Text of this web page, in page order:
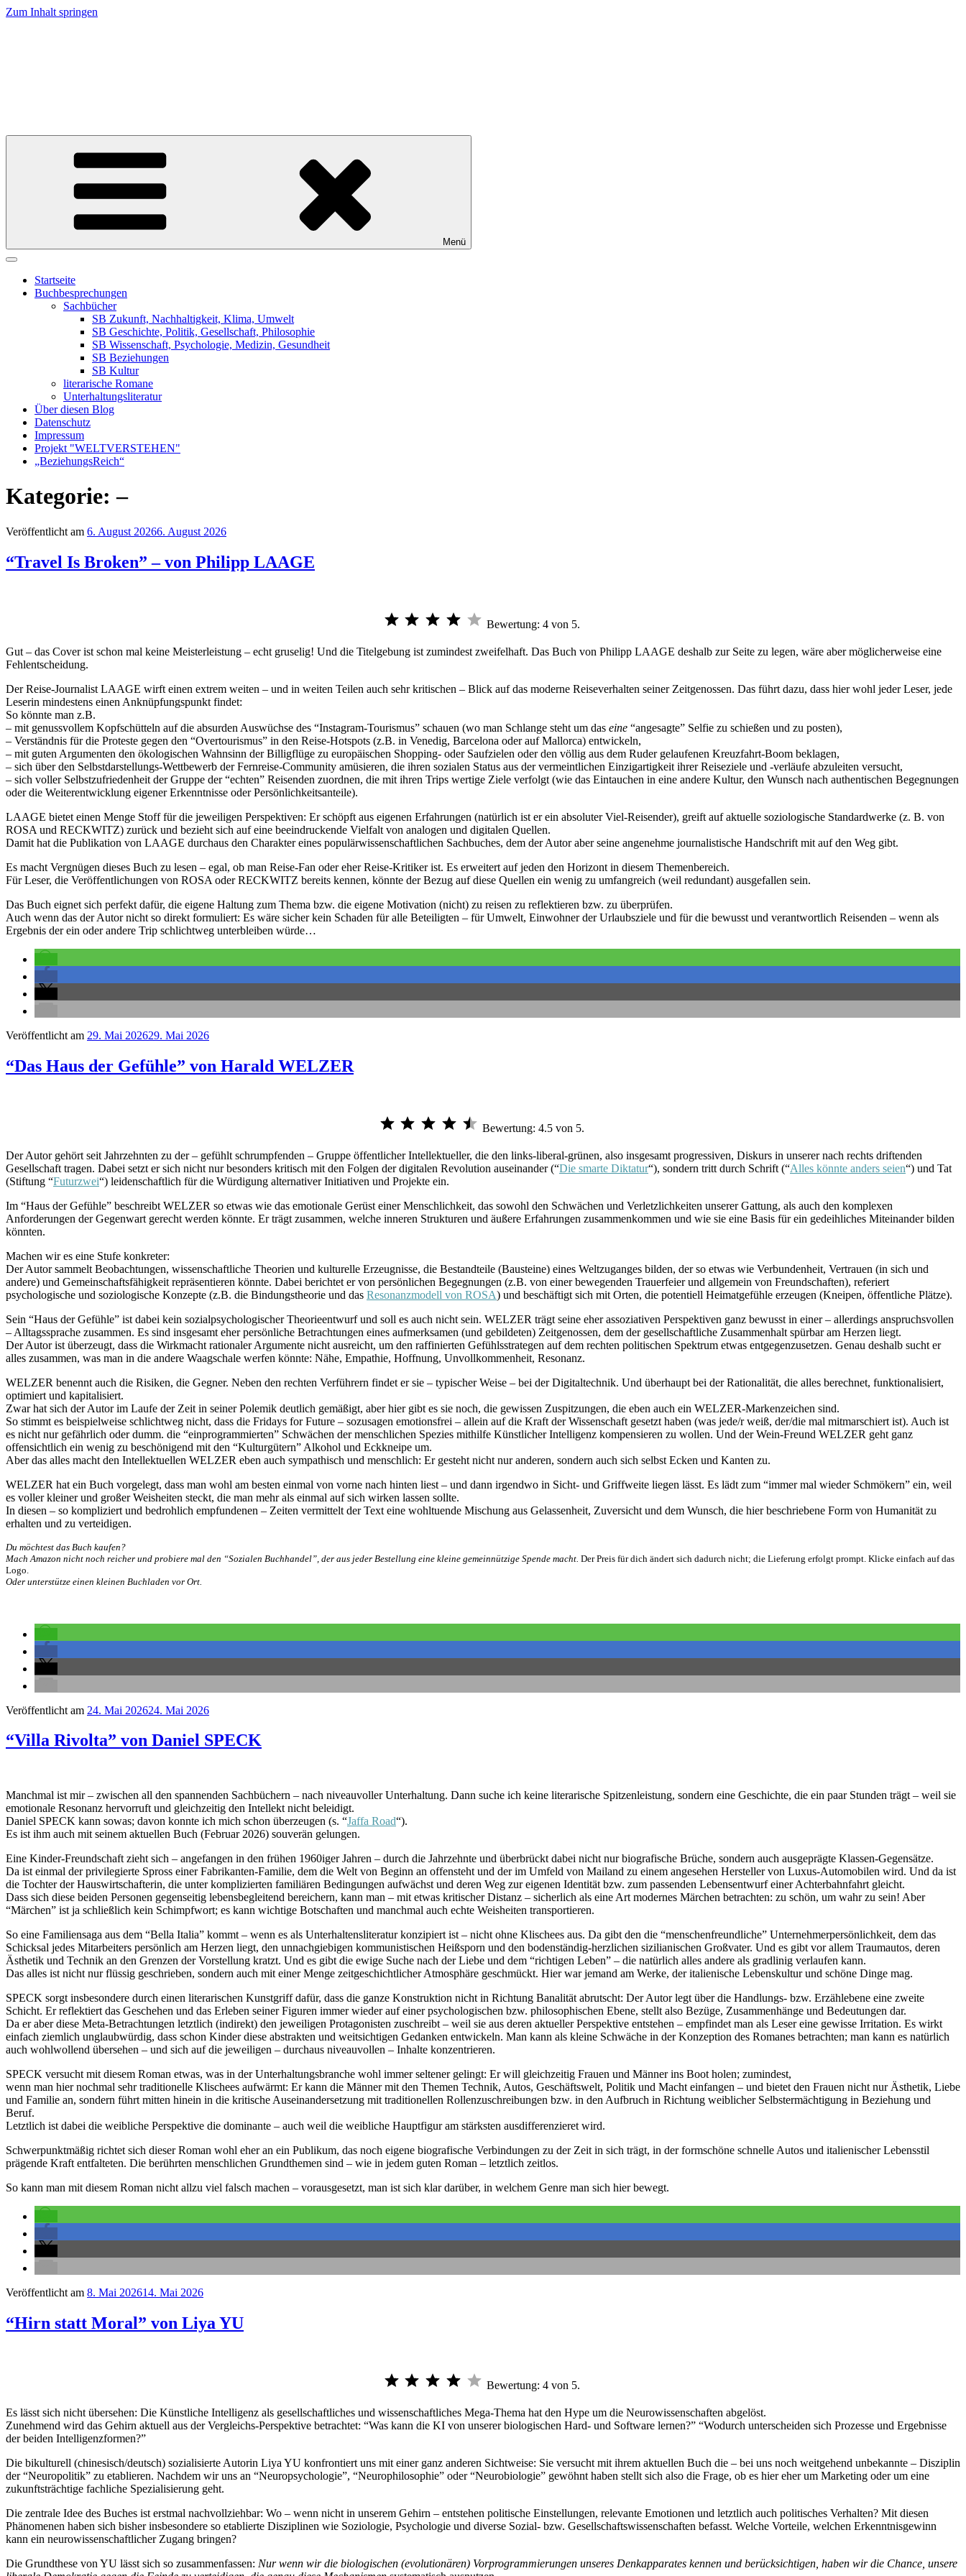
Zum Inhalt springen
Menü
Startseite
Buchbesprechungen
Sachbücher
SB Zukunft, Nachhaltigkeit, Klima, Umwelt
SB Geschichte, Politik, Gesellschaft, Philosophie
SB Wissenschaft, Psychologie, Medizin, Gesundheit
SB Beziehungen
SB Kultur
literarische Romane
Unterhaltungsliteratur
Über diesen Blog
Datenschutz
Impressum
Projekt "WELTVERSTEHEN"
„BeziehungsReich“
Kategorie:–
Veröffentlicht am 6. August 20266. August 2026
“Travel Is Broken” – von Philipp LAAGE
Bewertung: 4 von 5.
Gut – das Cover ist schon mal keine Meisterleistung – echt gruselig! Und die Titelgebung ist zumindest zweifelhaft. Das Buch von Philipp LAAGE deshalb zur Seite zu legen, wäre aber möglicherweise eine
Fehlentscheidung.
Der Reise-Journalist LAAGE wirft einen extrem weiten – und in weiten Teilen auch sehr kritischen – Blick auf das moderne Reiseverhalten seiner Zeitgenossen. Das führt dazu, dass hier wohl jeder Leser, jede
Leserin mindestens einen Anknüpfungspunkt findet:
So könnte man z.B.
– mit genussvollem Kopfschütteln auf die absurden Auswüchse des “Instagram-Tourismus” schauen (wo man Schlange steht um das eine “angesagte” Selfie zu schießen und zu posten),
– Verständnis für die Proteste gegen den “Overtourismus” in den Reise-Hotspots (z.B. in Venedig, Barcelona oder auf Mallorca) entwickeln,
– mit guten Argumenten den ökologischen Wahnsinn der Billigflüge zu europäischen Shopping- oder Saufzielen oder den völlig aus dem Ruder gelaufenen Kreuzfahrt-Boom beklagen,
– sich über den Selbstdarstellungs-Wettbewerb der Fernreise-Community amüsieren, die ihren sozialen Status aus der vermeintlichen Einzigartigkeit ihrer Reiseziele und -verläufe abzuleiten versucht,
– sich voller Selbstzufriedenheit der Gruppe der “echten” Reisenden zuordnen, die mit ihren Trips wertige Ziele verfolgt (wie das Eintauchen in eine andere Kultur, den Wunsch nach authentischen Begegnungen
oder die Weiterentwicklung eigener Erkenntnisse oder Persönlichkeitsanteile).
LAAGE bietet einen Menge Stoff für die jeweiligen Perspektiven: Er schöpft aus eigenen Erfahrungen (natürlich ist er ein absoluter Viel-Reisender), greift auf aktuelle soziologische Standardwerke (z. B. von
ROSA und RECKWITZ) zurück und bezieht sich auf eine beeindruckende Vielfalt von analogen und digitalen Quellen.
Damit hat die Publikation von LAAGE durchaus den Charakter eines populärwissenschaftlichen Sachbuches, dem der Autor aber seine angenehme journalistische Handschrift mit auf den Weg gibt.
Es macht Vergnügen dieses Buch zu lesen – egal, ob man Reise-Fan oder eher Reise-Kritiker ist. Es erweitert auf jeden den Horizont in diesem Themenbereich.
Für Leser, die Veröffentlichungen von ROSA oder RECKWITZ bereits kennen, könnte der Bezug auf diese Quellen ein wenig zu umfangreich (weil redundant) ausgefallen sein.
Das Buch eignet sich perfekt dafür, die eigene Haltung zum Thema bzw. die eigene Motivation (nicht) zu reisen zu reflektieren bzw. zu überprüfen.
Auch wenn das der Autor nicht so direkt formuliert: Es wäre sicher kein Schaden für alle Beteiligten – für Umwelt, Einwohner der Urlaubsziele und für die bewusst und verantwortlich Reisenden – wenn als
Ergebnis der ein oder andere Trip schlichtweg unterbleiben würde…
Veröffentlicht am 29. Mai 202629. Mai 2026
“Das Haus der Gefühle” von Harald WELZER
Bewertung: 4.5 von 5.
Der Autor gehört seit Jahrzehnten zu der – gefühlt schrumpfenden – Gruppe öffentlicher Intellektueller, die den links-liberal-grünen, also insgesamt progressiven, Diskurs in unserer nach rechts driftenden
Gesellschaft tragen. Dabei setzt er sich nicht nur besonders kritisch mit den Folgen der digitalen Revolution auseinander (“Die smarte Diktatur“), sondern tritt durch Schrift (“Alles könnte anders seien“) und Tat
(Stiftung “Futurzwei“) leidenschaftlich für die Würdigung alternativer Initiativen und Projekte ein.
Im “Haus der Gefühle” beschreibt WELZER so etwas wie das emotionale Gerüst einer Menschlichkeit, das sowohl den Schwächen und Verletzlichkeiten unserer Gattung, als auch den komplexen
Anforderungen der Gegenwart gerecht werden könnte. Er trägt zusammen, welche inneren Strukturen und äußere Erfahrungen zusammenkommen und wie sie eine Basis für ein gedeihliches Miteinander bilden
könnten.
Machen wir es eine Stufe konkreter:
Der Autor sammelt Beobachtungen, wissenschaftliche Theorien und kulturelle Erzeugnisse, die Bestandteile (Bausteine) eines Weltzuganges bilden, der so etwas wie Verbundenheit, Vertrauen (in sich und
andere) und Gemeinschaftsfähigkeit repräsentieren könnte. Dabei berichtet er von persönlichen Begegnungen (z.B. von einer bewegenden Trauerfeier und allgemein von Freundschaften), referiert
psychologische und soziologische Konzepte (z.B. die Bindungstheorie und das Resonanzmodell von ROSA) und beschäftigt sich mit Orten, die potentiell Heimatgefühle erzeugen (Kneipen, öffentliche Plätze).
Sein “Haus der Gefühle” ist dabei kein sozialpsychologischer Theorieentwurf und soll es auch nicht sein. WELZER trägt seine eher assoziativen Perspektiven ganz bewusst in einer – allerdings anspruchsvollen
– Alltagssprache zusammen. Es sind insgesamt eher persönliche Betrachtungen eines aufmerksamen (und gebildeten) Zeitgenossen, dem der gesellschaftliche Zusammenhalt spürbar am Herzen liegt.
Der Autor ist überzeugt, dass die Wirkmacht rationaler Argumente nicht ausreicht, um den raffinierten Gefühlsstrategen auf dem rechten politischen Spektrum etwas entgegenzusetzen. Genau deshalb sucht er
alles zusammen, was man in die andere Waagschale werfen könnte: Nähe, Empathie, Hoffnung, Unvollkommenheit, Resonanz.
WELZER benennt auch die Risiken, die Gegner. Neben den rechten Verführern findet er sie – typischer Weise – bei der Digitaltechnik. Und überhaupt bei der Rationalität, die alles berechnet, funktionalisiert,
optimiert und kapitalisiert.
Zwar hat sich der Autor im Laufe der Zeit in seiner Polemik deutlich gemäßigt, aber hier gibt es sie noch, die gewissen Zuspitzungen, die eben auch ein WELZER-Markenzeichen sind.
So stimmt es beispielweise schlichtweg nicht, dass die Fridays for Future – sozusagen emotionsfrei – allein auf die Kraft der Wissenschaft gesetzt haben (was jede/r weiß, der/die mal mitmarschiert ist). Auch ist
es nicht nur gefährlich oder dumm. die “einprogrammierten” Schwächen der menschlichen Spezies mithilfe Künstlicher Intelligenz kompensieren zu wollen. Und der Wein-Freund WELZER geht ganz
offensichtlich ein wenig zu beschönigend mit den “Kulturgütern” Alkohol und Eckkneipe um.
Aber das alles macht den Intellektuellen WELZER eben auch sympathisch und menschlich: Er gesteht nicht nur anderen, sondern auch sich selbst Ecken und Kanten zu.
WELZER hat ein Buch vorgelegt, dass man wohl am besten einmal von vorne nach hinten liest – und dann irgendwo in Sicht- und Griffweite liegen lässt. Es lädt zum “immer mal wieder Schmökern” ein, weil
es voller kleiner und großer Weisheiten steckt, die man mehr als einmal auf sich wirken lassen sollte.
In diesen – so kompliziert und bedrohlich empfundenen – Zeiten vermittelt der Text eine wohltuende Mischung aus Gelassenheit, Zuversicht und dem Wunsch, die hier beschriebene Form von Humanität zu
erhalten und zu verteidigen.
Du möchtest das Buch kaufen?
Mach Amazon nicht noch reicher und probiere mal den “Sozialen Buchhandel”, der aus jeder Bestellung eine kleine gemeinnützige Spende macht. Der Preis für dich ändert sich dadurch nicht; die Lieferung erfolgt prompt. Klicke einfach auf das
Logo.
Oder unterstütze einen kleinen Buchladen vor Ort.
Veröffentlicht am 24. Mai 202624. Mai 2026
“Villa Rivolta” von Daniel SPECK
Manchmal ist mir – zwischen all den spannenden Sachbüchern – nach niveauvoller Unterhaltung. Dann suche ich keine literarische Spitzenleistung, sondern eine Geschichte, die ein paar Stunden trägt – weil sie
emotionale Resonanz hervorruft und gleichzeitig den Intellekt nicht beleidigt.
Daniel SPECK kann sowas; davon konnte ich mich schon überzeugen (s. “Jaffa Road“).
Es ist ihm auch mit seinem aktuellen Buch (Februar 2026) souverän gelungen.
Eine Kinder-Freundschaft zieht sich – angefangen in den frühen 1960iger Jahren – durch die Jahrzehnte und überbrückt dabei nicht nur biografische Brüche, sondern auch ausgeprägte Klassen-Gegensätze.
Da ist einmal der privilegierte Spross einer Fabrikanten-Familie, dem die Welt von Beginn an offensteht und der im Umfeld von Mailand zu einem angesehen Hersteller von Luxus-Automobilen wird. Und da ist
die Tochter der Hauswirtschafterin, die unter komplizierten familiären Bedingungen aufwächst und deren Weg zur eigenen Identität bzw. zum passenden Lebensentwurf einer Achterbahnfahrt gleicht.
Dass sich diese beiden Personen gegenseitig lebensbegleitend bereichern, kann man – mit etwas kritischer Distanz – sicherlich als eine Art modernes Märchen betrachten: zu schön, um wahr zu sein! Aber
“Märchen” ist ja schließlich kein Schimpfwort; es kann wichtige Botschaften und manchmal auch echte Weisheiten transportieren.
So eine Familiensaga aus dem “Bella Italia” kommt – wenn es als Unterhaltensliteratur konzipiert ist – nicht ohne Klischees aus. Da gibt den die “menschenfreundliche” Unternehmerpersönlichkeit, dem das
Schicksal jedes Mitarbeiters persönlich am Herzen liegt, den unnachgiebigen kommunistischen Heißsporn und den bodenständig-herzlichen sizilianischen Großvater. Und es gibt vor allem Traumautos, deren
Ästhetik und Technik an den Grenzen der Vorstellung kratzt. Und es gibt die ewige Suche nach der Liebe und dem “richtigen Leben” – die natürlich alles andere als gradlinig verlaufen kann.
Das alles ist nicht nur flüssig geschrieben, sondern auch mit einer Menge zeitgeschichtlicher Atmosphäre geschmückt. Hier war jemand am Werke, der italienische Lebenskultur und schöne Dinge mag.
SPECK sorgt insbesondere durch einen literarischen Kunstgriff dafür, dass die ganze Konstruktion nicht in Richtung Banalität abrutscht: Der Autor legt über die Handlungs- bzw. Erzählebene eine zweite
Schicht. Er reflektiert das Geschehen und das Erleben seiner Figuren immer wieder auf einer psychologischen bzw. philosophischen Ebene, stellt also Bezüge, Zusammenhänge und Bedeutungen dar.
Da er aber diese Meta-Betrachtungen letztlich (indirekt) den jeweiligen Protagonisten zuschreibt – weil sie aus deren aktueller Perspektive entstehen – empfindet man als Leser eine gewisse Irritation. Es wirkt
einfach ziemlich unglaubwürdig, dass schon Kinder diese abstrakten und weitsichtigen Gedanken entwickeln. Man kann als kleine Schwäche in der Konzeption des Romanes betrachten; man kann es natürlich
auch wohlwollend übersehen – und sich auf die jeweiligen – durchaus niveauvollen – Inhalte konzentrieren.
SPECK versucht mit diesem Roman etwas, was in der Unterhaltungsbranche wohl immer seltener gelingt: Er will gleichzeitig Frauen und Männer ins Boot holen; zumindest,
wenn man hier nochmal sehr traditionelle Klischees aufwärmt: Er kann die Männer mit den Themen Technik, Autos, Geschäftswelt, Politik und Macht einfangen – und bietet den Frauen nicht nur Ästhetik, Liebe
und Familie an, sondern führt mitten hinein in die kritische Auseinandersetzung mit traditionellen Rollenzuschreibungen bzw. in den Aufbruch in Richtung weiblicher Selbstermächtigung in Beziehung und
Beruf.
Letztlich ist dabei die weibliche Perspektive die dominante – auch weil die weibliche Hauptfigur am stärksten ausdifferenzieret wird.
Schwerpunktmäßig richtet sich dieser Roman wohl eher an ein Publikum, das noch eigene biografische Verbindungen zu der Zeit in sich trägt, in der formschöne schnelle Autos und italienischer Lebensstil
prägende Kraft entfalteten. Die berührten menschlichen Grundthemen sind – wie in jedem guten Roman – letztlich zeitlos.
So kann man mit diesem Roman nicht allzu viel falsch machen – vorausgesetzt, man ist sich klar darüber, in welchem Genre man sich hier bewegt.
Veröffentlicht am 8. Mai 202614. Mai 2026
“Hirn statt Moral” von Liya YU
Bewertung: 4 von 5.
Es lässt sich nicht übersehen: Die Künstliche Intelligenz als gesellschaftliches und wissenschaftliches Mega-Thema hat den Hype um die Neurowissenschaften abgelöst.
Zunehmend wird das Gehirn aktuell aus der Vergleichs-Perspektive betrachtet: “Was kann die KI von unserer biologischen Hard- und Software lernen?” “Wodurch unterscheiden sich Prozesse und Ergebnisse
der beiden Intelligenzformen?”
Die bikulturell (chinesisch/deutsch) sozialisierte Autorin Liya YU konfrontiert uns mit einer ganz anderen Sichtweise: Sie versucht mit ihrem aktuellen Buch die – bei uns noch weitgehend unbekannte – Disziplin
der “Neuropolitik” zu etablieren. Nachdem wir uns an “Neuropsychologie”, “Neurophilosophie” oder “Neurobiologie” gewöhnt haben stellt sich also die Frage, ob es hier eher um Marketing oder um eine
zukunftsträchtige fachliche Spezialisierung geht.
Die zentrale Idee des Buches ist erstmal nachvollziehbar: Wo – wenn nicht in unserem Gehirn – entstehen politische Einstellungen, relevante Emotionen und letztlich auch politisches Verhalten? Mit diesen
Phänomenen haben sich bisher insbesondere so etablierte Disziplinen wie Soziologie, Psychologie und diverse Sozial- bzw. Gesellschaftswissenschaften befasst. Welche Vorteile, welchen Erkenntnisgewinn
kann ein neurowissenschaftlicher Zugang bringen?
Die Grundthese von YU lässt sich so zusammenfassen: Nur wenn wir die biologischen (evolutionären) Vorprogrammierungen unseres Denkapparates kennen und berücksichtigen, haben wir die Chance, unsere